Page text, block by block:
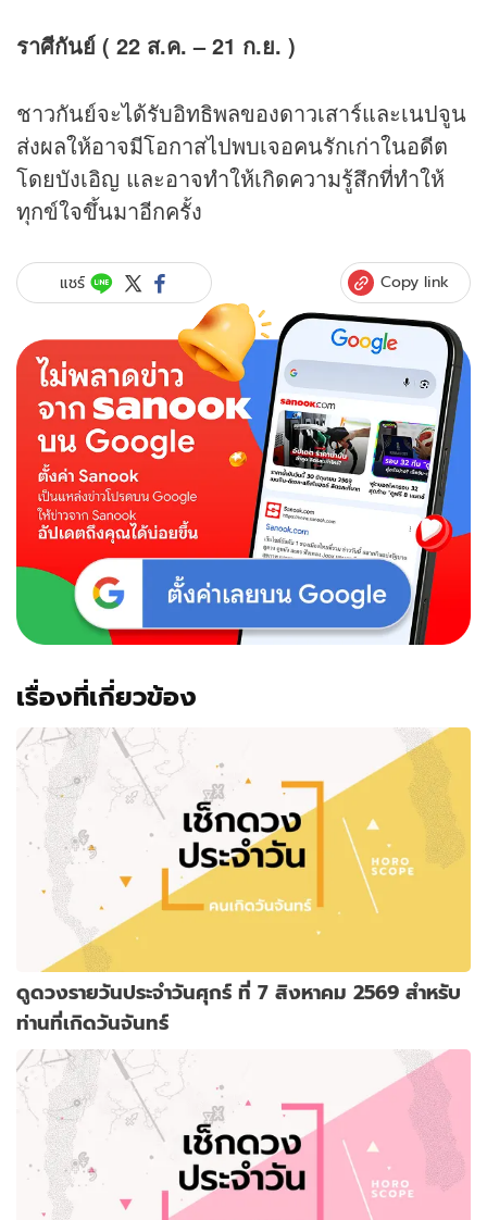
ราศีกันย์ ( 22 ส.ค. – 21 ก.ย. )
ชาวกันย์จะได้รับอิทธิพลของดาวเสาร์และเนปจูน
ส่งผลให้อาจมีโอกาสไปพบเจอคนรักเก่าในอดีต
โดยบังเอิญ และอาจทำให้เกิดความรู้สึกที่ทำให้
ทุกข์ใจขึ้นมาอีกครั้ง
แชร์ Copy link
เรื่องที่เกี่ยวข้อง
ดูดวงรายวันประจำวันศุกร์ ที่ 7 สิงหาคม 2569 สำหรับ
ท่านที่เกิดวันจันทร์